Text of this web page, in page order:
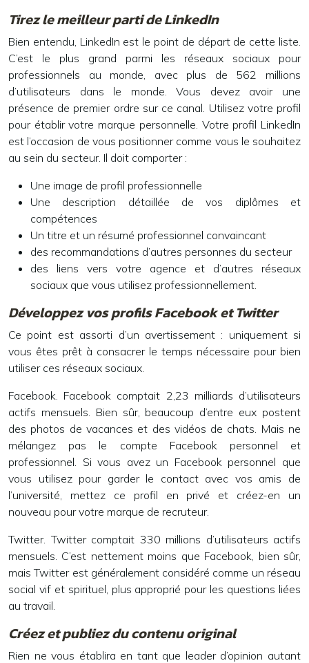
Tirez le meilleur parti de LinkedIn
Bien entendu, LinkedIn est le point de départ de cette liste.
C’est le plus grand parmi les réseaux sociaux pour
professionnels au monde, avec plus de 562 millions
d’utilisateurs dans le monde. Vous devez avoir une
présence de premier ordre sur ce canal. Utilisez votre profil
pour établir votre marque personnelle. Votre profil LinkedIn
est l’occasion de vous positionner comme vous le souhaitez
au sein du secteur. Il doit comporter :
Une image de profil professionnelle
Une description détaillée de vos diplômes et
compétences
Un titre et un résumé professionnel convaincant
des recommandations d’autres personnes du secteur
des liens vers votre agence et d’autres réseaux
sociaux que vous utilisez professionnellement.
Développez vos profils Facebook et Twitter
Ce point est assorti d’un avertissement : uniquement si
vous êtes prêt à consacrer le temps nécessaire pour bien
utiliser ces réseaux sociaux
Facebook. Facebook comptait 2,23 milliards d’utilisateurs
actifs mensuels. Bien sûr, beaucoup d’entre eux postent
des photos de vacances et des vidéos de chats. Mais ne
mélangez pas le compte Facebook personnel et
professionnel. Si vous avez un Facebook personnel que
vous utilisez pour garder le contact avec vos amis de
l’université, mettez ce profil en privé et créez-en un
nouveau pour votre marque de recruteur.
Twitter. Twitter comptait 330 millions d’utilisateurs actifs
mensuels. C’est nettement moins que Facebook, bien sûr,
mais Twitter est généralement considéré comme un réseau
social vif et spirituel, plus approprié pour les questions liées
au travail.
Créez et publiez du contenu original
Rien ne vous établira en tant que leader d’opinion autant